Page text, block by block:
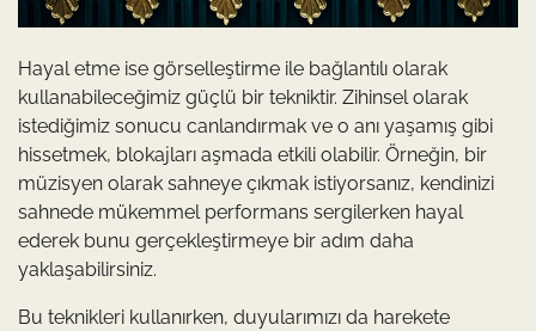
Hayal etme ise görselleştirme ile bağlantılı olarak
kullanabileceğimiz güçlü bir tekniktir. Zihinsel olarak
istediğimiz sonucu canlandırmak ve o anı yaşamış gibi
hissetmek, blokajları aşmada etkili olabilir. Örneğin, bir
müzisyen olarak sahneye çıkmak istiyorsanız, kendinizi
sahnede mükemmel performans sergilerken hayal
ederek bunu gerçekleştirmeye bir adım daha
yaklaşabilirsiniz.
Bu teknikleri kullanırken, duyularımızı da harekete